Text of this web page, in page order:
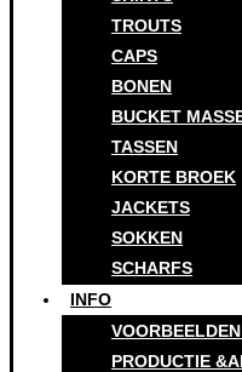
TROUTS
CAPS
BONEN
BUCKET
TASSEN
KORTE BROEK
JACKETS
SOKKEN
SCHARFS
INFO
PRODUCTIE